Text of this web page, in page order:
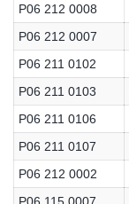
P06 212 0008
P06 212 0007
P06 211 0102
P06 211 0103
P06 211 0106
P06 211 0107
P06 212 0002
P06 115 0007